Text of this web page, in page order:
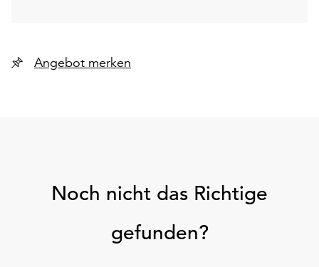
Angebot merken
Noch nicht das Richtige
gefunden?